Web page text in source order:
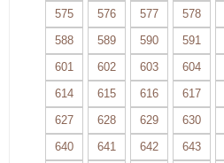
575
576 577 578
588
589 590 591
601
602 603 604
614
615 616 617
627
628 629 630
640
641 642 643